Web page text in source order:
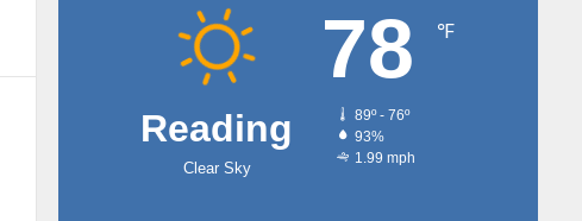
Reading
Clear Sky
78 ℉
89º - 76º
93%
1.99 mph